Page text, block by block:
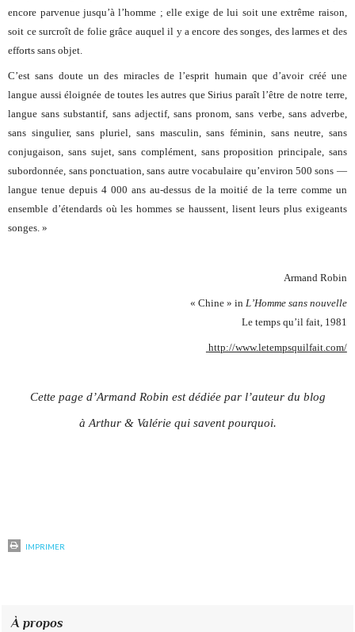
encore parvenue jusqu’à l’homme ; elle exige de lui soit une extrême raison,
soit ce surcroît de folie grâce auquel il y a encore des songes, des larmes et des
efforts sans objet.
C’est sans doute un des miracles de l’esprit humain que d’avoir créé une
langue aussi éloignée de toutes les autres que Sirius paraît l’être de notre terre,
langue sans substantif, sans adjectif, sans pronom, sans verbe, sans adverbe,
sans singulier, sans pluriel, sans masculin, sans féminin, sans neutre, sans
conjugaison, sans sujet, sans complément, sans proposition principale, sans
subordonnée, sans ponctuation, sans autre vocabulaire qu’environ 500 sons —
langue tenue depuis 4 000 ans au-dessus de la moitié de la terre comme un
ensemble d’étendards où les hommes se haussent, lisent leurs plus exigeants
songes. »
Armand Robin
« Chine » in L’Homme sans nouvelle
Le temps qu’il fait, 1981
http://www.letempsquilfait.com/
Cette page d’Armand Robin est dédiée par l’auteur du blog
à Arthur & Valérie qui savent pourquoi.
IMPRIMER
À propos